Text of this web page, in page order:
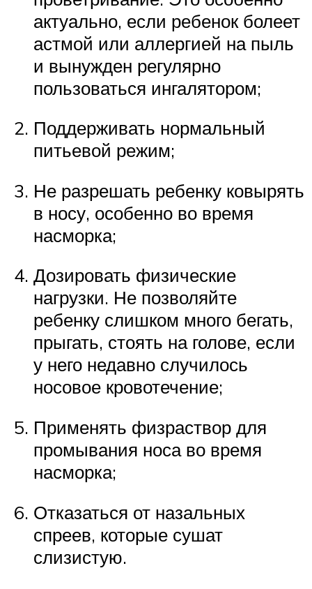
актуально, если ребенок болеет
астмой или аллергией на пыль
и вынужден регулярно
пользоваться ингалятором;
Поддерживать нормальный
питьевой режим;
Не разрешать ребенку ковырять
в носу, особенно во время
насморка;
Дозировать физические
нагрузки. Не позволяйте
ребенку слишком много бегать,
прыгать, стоять на голове, если
у него недавно случилось
носовое кровотечение;
Применять физраствор для
промывания носа во время
насморка;
Отказаться от назальных
спреев, которые сушат
слизистую.